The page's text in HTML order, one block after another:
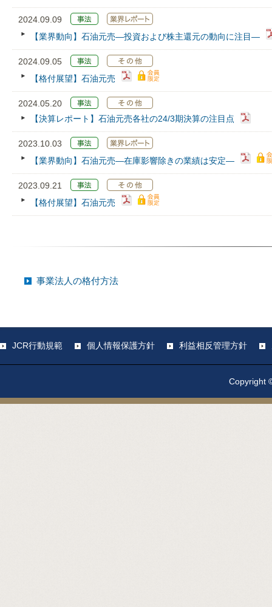
2024.09.09
【業界動向】石油元売―投資および株主還元の動向に注目―
2024.09.05
【格付展望】石油元売
2024.05.20
【決算レポート】石油元売各社の24/3期決算の注目点
2023.10.03
【業界動向】石油元売―在庫影響除きの業績は安定―
2023.09.21
【格付展望】石油元売
事業法人の格付方法
JCR行動規範 個人情報保護方針 利益相反管理方針
Copyright